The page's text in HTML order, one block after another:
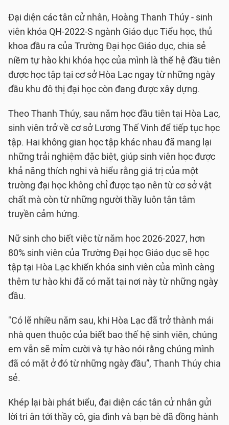
Đại diện các tân cử nhân, Hoàng Thanh Thúy - sinh
viên khóa QH-2022-S ngành Giáo dục Tiểu học, thủ
khoa đầu ra của Trường Đại học Giáo dục, chia sẻ
niềm tự hào khi khóa học của mình là thế hệ đầu tiên
được học tập tại cơ sở Hòa Lạc ngay từ những ngày
đầu khu đô thị đại học còn đang được xây dựng.
Theo Thanh Thúy, sau năm học đầu tiên tại Hòa Lạc,
sinh viên trở về cơ sở Lương Thế Vinh để tiếp tục học
tập. Hai không gian học tập khác nhau đã mang lại
những trải nghiệm đặc biệt, giúp sinh viên học được
khả năng thích nghi và hiểu rằng giá trị của một
trường đại học không chỉ được tạo nên từ cơ sở vật
chất mà còn từ những người thầy luôn tận tâm
truyền cảm hứng.
Nữ sinh cho biết việc từ năm học 2026-2027, hơn
80% sinh viên của Trường Đại học Giáo dục sẽ học
tập tại Hòa Lạc khiến khóa sinh viên của mình càng
thêm tự hào khi đã có mặt tại nơi này từ những ngày
đầu.
"Có lẽ nhiều năm sau, khi Hòa Lạc đã trở thành mái
nhà quen thuộc của biết bao thế hệ sinh viên, chúng
em vẫn sẽ mỉm cười và tự hào nói rằng chúng mình
đã có mặt ở đó từ những ngày đầu”, Thanh Thúy chia
sẻ.
Khép lại bài phát biểu, đại diện các tân cử nhân gửi
lời tri ân tới thầy cô, gia đình và bạn bè đã đồng hành